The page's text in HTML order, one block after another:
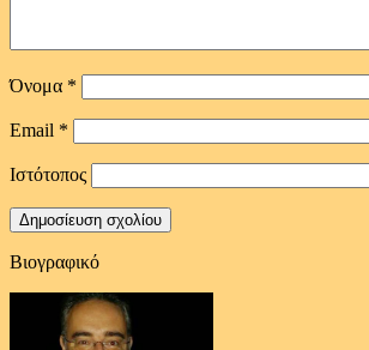
Όνομα *
Email *
Ιστότοπος
Βιογραφικό